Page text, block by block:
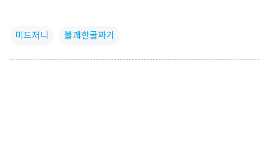
미드저니 불쾌한골짜기